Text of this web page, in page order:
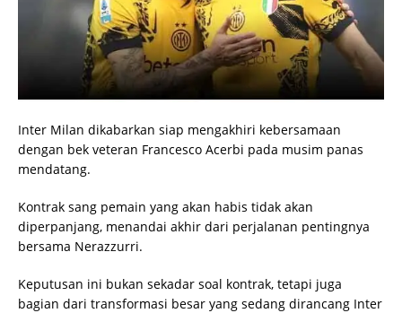
Inter Milan dikabarkan siap mengakhiri kebersamaan
dengan bek veteran Francesco Acerbi pada musim panas
mendatang.
Kontrak sang pemain yang akan habis tidak akan
diperpanjang, menandai akhir dari perjalanan pentingnya
bersama Nerazzurri.
Keputusan ini bukan sekadar soal kontrak, tetapi juga
bagian dari transformasi besar yang sedang dirancang Inter